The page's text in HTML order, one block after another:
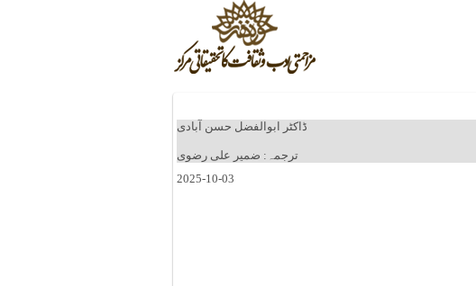
ڈاکٹر ابوالفضل حسن آبادی
ترجمہ: ضمیر علی رضوی
2025-10-03